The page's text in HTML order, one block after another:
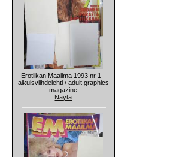
Erotiikan Maailma 1993 nr 1 -
aikuisviihdelehti / adult graphics
magazine
Näytä